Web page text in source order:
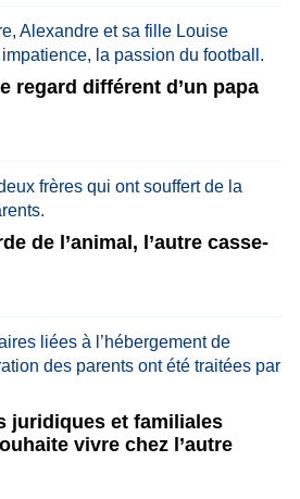
regard différent d’un papa
de l’animal, l’autre casse-
juridiques et familiales
vivre chez l’autre